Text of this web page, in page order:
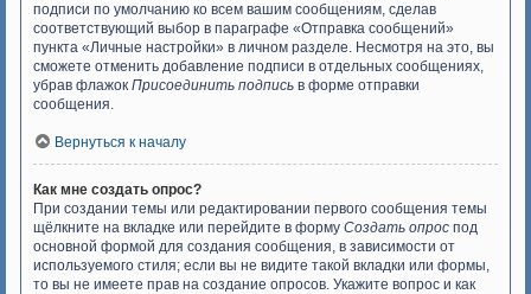
подписи по умолчанию ко всем вашим сообщениям, сделав
соответствующий выбор в параграфе «Отправка сообщений»
пункта «Личные настройки» в личном разделе. Несмотря на это, вы
сможете отменить добавление подписи в отдельных сообщениях,
убрав флажок Присоединить подпись в форме отправки
сообщения.
Вернуться к началу
Как мне создать опрос?
При создании темы или редактировании первого сообщения темы
щёлкните на вкладке или перейдите в форму Создать опрос под
основной формой для создания сообщения, в зависимости от
используемого стиля; если вы не видите такой вкладки или формы,
то вы не имеете прав на создание опросов. Укажите вопрос и как